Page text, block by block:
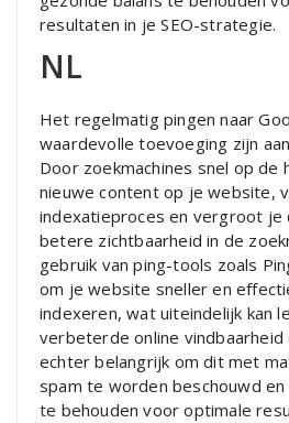
resultaten in je SEO-strategie.
NL
Het regelmatig pingen naar
waardevolle toevoeging zijn
Door zoekmachines snel op
nieuwe content op je website,
indexatieproces en vergroot je
betere zichtbaarheid in de
gebruik van ping-tools zoals
om je website sneller en
indexeren, wat uiteindelijk kan
verbeterde online vindbaarheid
echter belangrijk om dit met
spam te worden beschouwd
te behouden voor optimale